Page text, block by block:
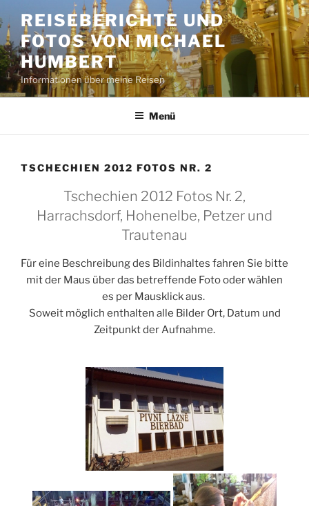
Inhalt
springen
REISEBERICHTE UND
FOTOS VON MICHAEL
HUMBERT
Informationen über meine Reisen
Menü
TSCHECHIEN 2012 FOTOS NR. 2
Tschechien 2012 Fotos Nr. 2,
Harrachsdorf, Hohenelbe, Petzer und
Trautenau
Für eine Beschreibung des Bildinhaltes fahren Sie bitte
mit der Maus über das betreffende Foto oder wählen
es per Mausklick aus.
Soweit möglich enthalten alle Bilder Ort, Datum und
Zeitpunkt der Aufnahme.